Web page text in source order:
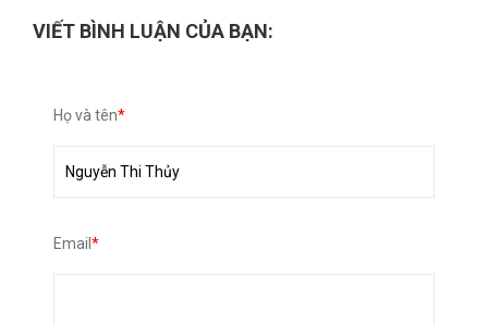
VIẾT BÌNH LUẬN CỦA BẠN:
Họ và tên*
Email*